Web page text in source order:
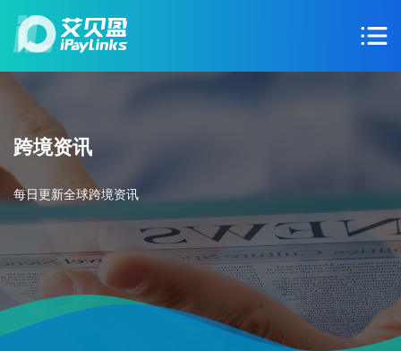
跨境资讯
每日更新全球跨境资讯